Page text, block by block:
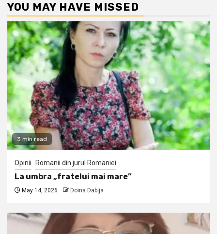
YOU MAY HAVE MISSED
3 min read
Opinii Romanii din jurul Romaniei
La umbra „fratelui mai mare”
May 14, 2026 Doina Dabija